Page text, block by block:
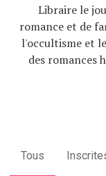
Libraire le
romance et de
l'occultisme et
des romances
Tous